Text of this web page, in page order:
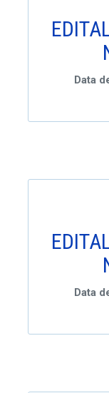
Data
Data